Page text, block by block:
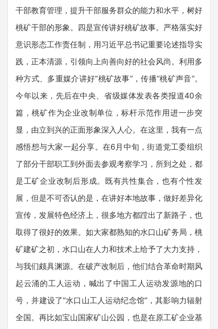
干部教育管理，提升干部服务群众的能力和水平，树好
桃矿干部的形象。四是宣传讲好桃矿故事。严格落实好
意识形态工作责任制，用习近平总书记重要论述指导实
践，正本清源，引领向上向善向好的社会风尚。利用多
种方式、多重媒介讲好“桃矿故事”，传播“桃矿声音”。
今年以来，先后在中央、省级媒体发表各类报道40余
篇，桃矿作为企业改制单位，标杆示范作用进一步突
显，由立到兴的正面形象深入人心。在这里，我有一点
感悟想与大家一起分享。在6月中旬，街道党工委组织
了部分干部职工到外面去参观考察学习，所到之处，都
是工矿企业改制后形成。既有共性集合，也有个性发
展，但是不可否认的是，在讲好本地故事，做好差异化
宣传，发展特色经济上，很多地方都蹚出了新路子，也
取得了很好的效果。如大家都熟知的水口山矿务局，桃
矿建矿之初，水口山在人力和技术上给予了大力支持，
与我们颇具渊源。在破产改制后，他们结合革命时期风
起云涌的工人运动，喊出了中国工人运动发源地的口
号，并建设了“水口山工人运动纪念馆”，其影响力辐射
全国。再比如宝山国家矿山公园，也是在原工矿企业基